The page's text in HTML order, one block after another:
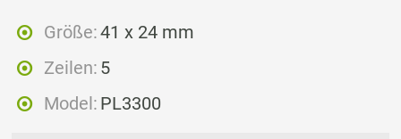
Größe:41 x 24 mm
Zeilen: 5
Model: PL3300